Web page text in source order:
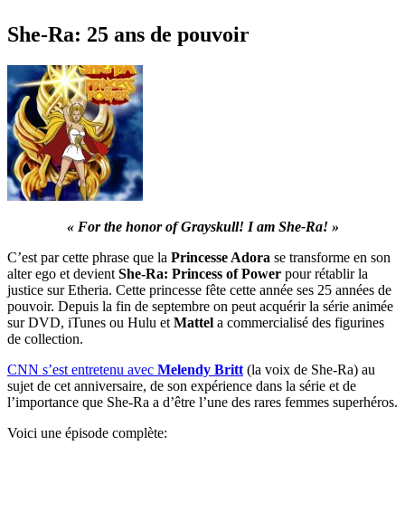
She-Ra: 25 ans de pouvoir
« For the honor of Grayskull! I am She-Ra! »
C’est par cette phrase que la Princesse Adora se transforme en son
alter ego et devient She-Ra: Princess of Power pour rétablir la
justice sur Etheria. Cette princesse fête cette année ses 25 années de
pouvoir. Depuis la fin de septembre on peut acquérir la série animée
sur DVD, iTunes ou Hulu et Mattel a commercialisé des figurines
de collection.
CNN s’est entretenu avec Melendy Britt (la voix de She-Ra) au
sujet de cet anniversaire, de son expérience dans la série et de
l’importance que She-Ra a d’être l’une des rares femmes superhéros.
Voici une épisode complète: